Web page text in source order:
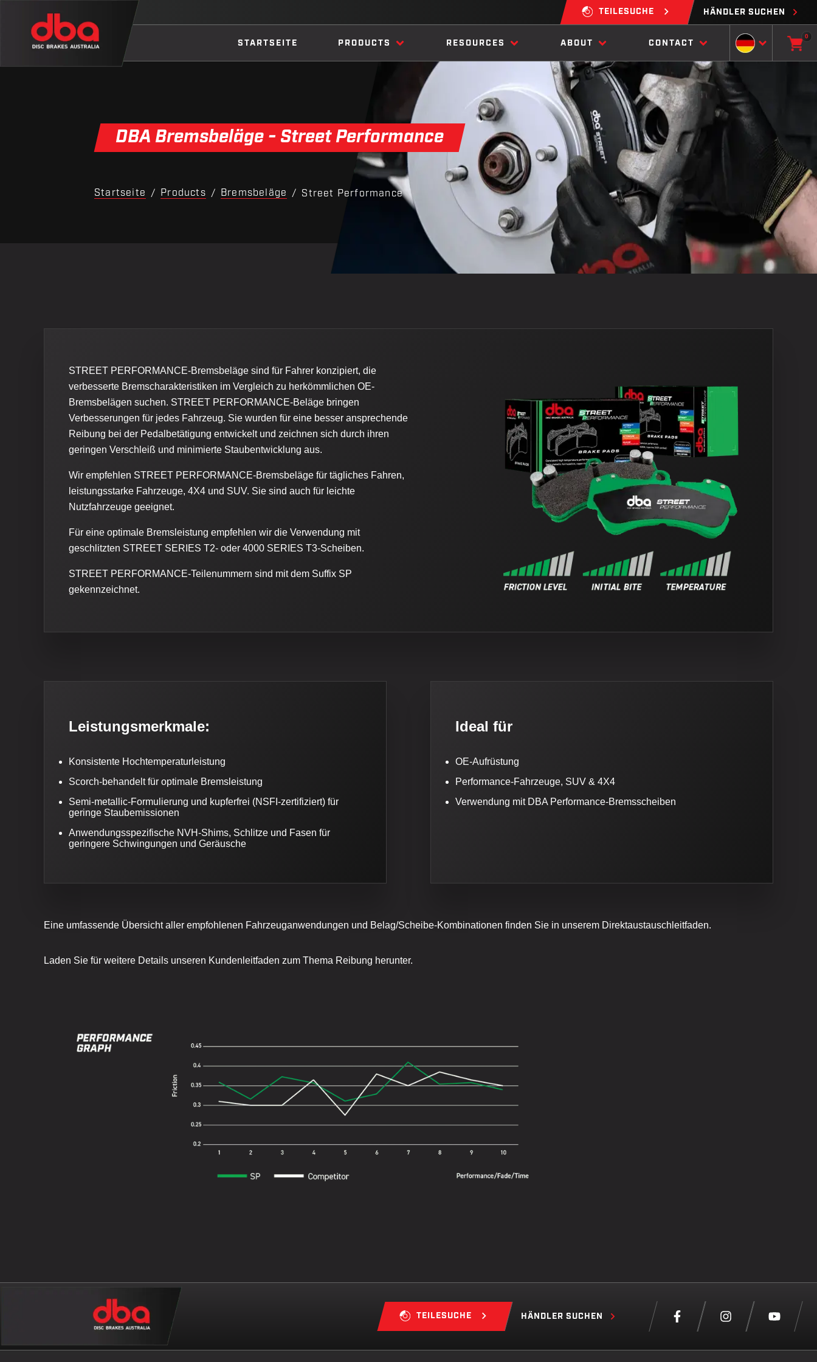
TEILESUCHE HÄNDLER SUCHEN
STARTSEITE PRODUCTS RESOURCES ABOUT CONTACT
0
DBA Bremsbeläge - Street Performance
Startseite / Products / Bremsbeläge / Street Performance
STREET PERFORMANCE-Bremsbeläge sind für Fahrer konzipiert, die
verbesserte Bremscharakteristiken im Vergleich zu herkömmlichen OE-
Bremsbelägen suchen. STREET PERFORMANCE-Beläge bringen
Verbesserungen für jedes Fahrzeug. Sie wurden für eine besser ansprechende
Reibung bei der Pedalbetätigung entwickelt und zeichnen sich durch ihren
geringen Verschleiß und minimierte Staubentwicklung aus.
Wir empfehlen STREET PERFORMANCE-Bremsbeläge für tägliches Fahren,
leistungsstarke Fahrzeuge, 4X4 und SUV. Sie sind auch für leichte
Nutzfahrzeuge geeignet.
Für eine optimale Bremsleistung empfehlen wir die Verwendung mit
geschlitzten STREET SERIES T2- oder 4000 SERIES T3-Scheiben.
STREET PERFORMANCE-Teilenummern sind mit dem Suffix SP
gekennzeichnet.
Leistungsmerkmale:
Konsistente Hochtemperaturleistung
Scorch-behandelt für optimale Bremsleistung
Semi-metallic-Formulierung und kupferfrei (NSFI-zertifiziert) für
geringe Staubemissionen
Anwendungsspezifische NVH-Shims, Schlitze und Fasen für
geringere Schwingungen und Geräusche
Ideal für
OE-Aufrüstung
Performance-Fahrzeuge, SUV & 4X4
Verwendung mit DBA Performance-Bremsscheiben
Eine umfassende Übersicht aller empfohlenen Fahrzeuganwendungen und Belag/Scheibe-Kombinationen finden Sie in unserem Direktaustauschleitfaden.
Laden Sie für weitere Details unseren Kundenleitfaden zum Thema Reibung herunter.
TEILESUCHE HÄNDLER SUCHEN